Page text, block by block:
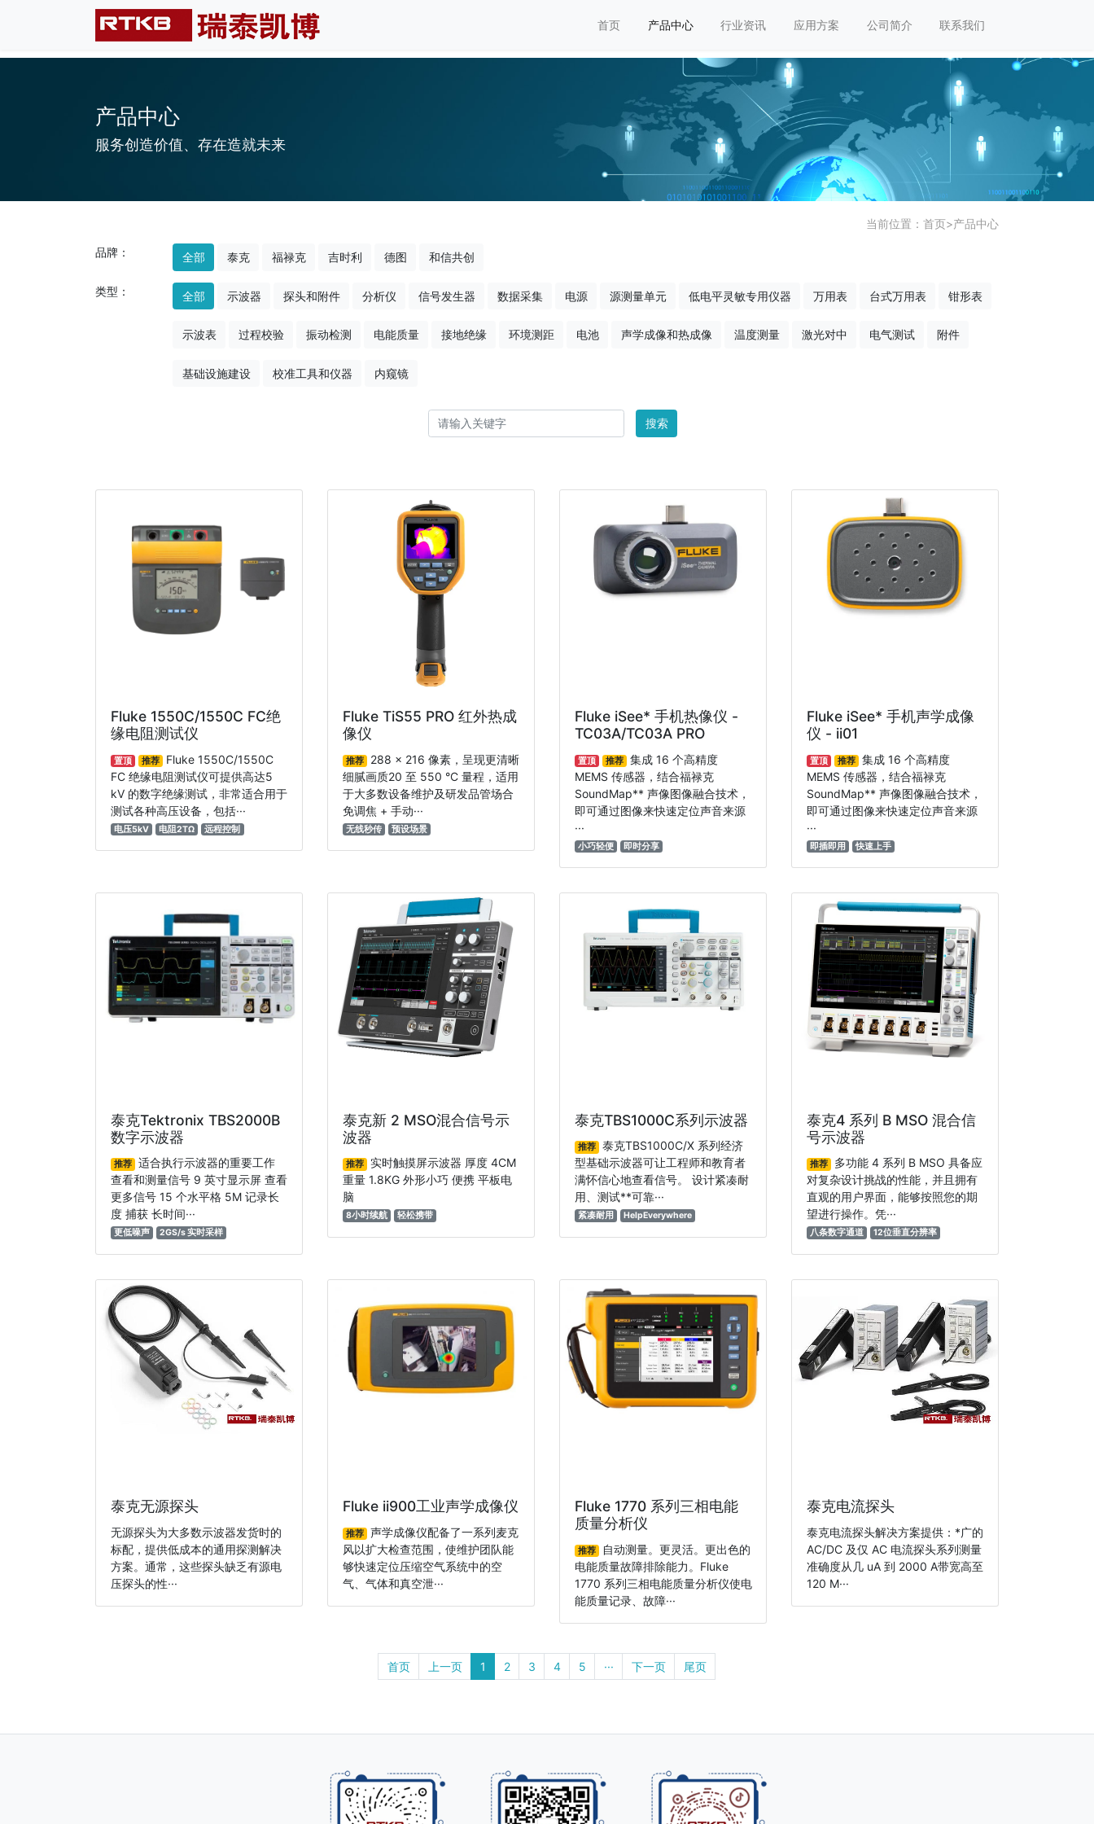
首页 产品中心 行业资讯 应用方案 公司简介 联系我们
产品中心
服务创造价值、存在造就未来
当前位置： 首页>产品中心
品牌： 全部 泰克 福禄克 吉时利 德图 和信共创
类型： 全部 示波器 探头和附件 分析仪 信号发生器 数据采集 电源 源测量单元 低电平灵敏专用仪器 万用表 台式万用表 钳形表
示波表 过程校验 振动检测 电能质量 接地绝缘 环境测距 电池 声学成像和热成像 温度测量 激光对中 电气测试 附件
基础设施建设 校准工具和仪器 内窥镜
搜索
Fluke 1550C/1550C FC绝
缘电阻测试仪
置顶 推荐
Fluke 1550C/1550C
FC 绝缘电阻测试仪可提供高达5
kV 的数字绝缘测试，非常适合用于
测试各种高压设备，包括···
电压5kV 电阻2TΩ 远程控制
Fluke TiS55 PRO 红外热成
像仪
推荐 288 x 216 像素，呈现更清晰
细腻画质20 至 550 °C 量程，适用
于大多数设备维护及研发品管场合
免调焦 + 手动···
无线秒传 预设场景
Fluke iSee* 手机热像仪 -
TC03A/TC03A PRO
置顶 推荐
集成 16 个高精度
MEMS 传感器，结合福禄克
SoundMap** 声像图像融合技术，
即可通过图像来快速定位声音来源
···
小巧轻便 即时分享
Fluke iSee* 手机声学成像
仪 - ii01
置顶 推荐
集成 16 个高精度
MEMS 传感器，结合福禄克
SoundMap** 声像图像融合技术，
即可通过图像来快速定位声音来源
···
即插即用 快速上手
泰克Tektronix TBS2000B
数字示波器
推荐 适合执行示波器的重要工作
查看和测量信号 9 英寸显示屏 查看
更多信号 15 个水平格 5M 记录长
度 捕获 长时间···
更低噪声 2GS/s 实时采样
泰克新 2 MSO混合信号示
波器
推荐 实时触摸屏示波器 厚度 4CM
重量 1.8KG 外形小巧 便携 平板电
脑
8小时续航 轻松携带
泰克TBS1000C系列示波器
推荐 泰克TBS1000C/X 系列经济
型基础示波器可让工程师和教育者
满怀信心地查看信号。 设计紧凑耐
用、测试**可靠···
紧凑耐用 HelpEverywhere
泰克4 系列 B MSO 混合信
号示波器
推荐 多功能 4 系列 B MSO 具备应
对复杂设计挑战的性能，并且拥有
直观的用户界面，能够按照您的期
望进行操作。凭···
八条数字通道 12位垂直分辨率
泰克无源探头
无源探头为大多数示波器发货时的
标配，提供低成本的通用探测解决
方案。通常，这些探头缺乏有源电
压探头的性···
Fluke ii900工业声学成像仪
推荐 声学成像仪配备了一系列麦克
风以扩大检查范围，使维护团队能
够快速定位压缩空气系统中的空
气、气体和真空泄···
Fluke 1770 系列三相电能
质量分析仪
推荐 自动测量。更灵活。更出色的
电能质量故障排除能力。Fluke
1770 系列三相电能质量分析仪使电
能质量记录、故障···
泰克电流探头
泰克电流探头解决方案提供：*广的
AC/DC 及仅 AC 电流探头系列测量
准确度从几 uA 到 2000 A带宽高至
120 M···
首页 上一页 1 2 3 4 5 ··· 下一页 尾页